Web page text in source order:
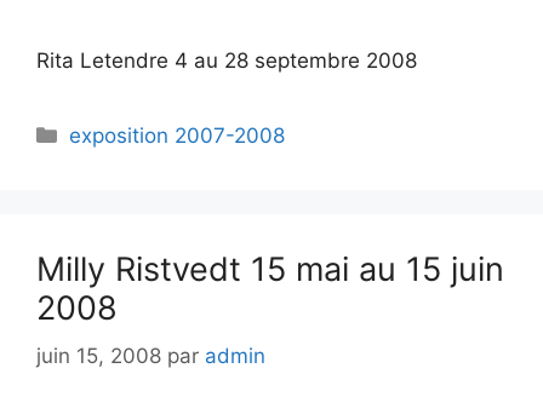
Rita Letendre 4 au 28 septembre 2008
exposition 2007-2008
Milly Ristvedt 15 mai au 15 juin
2008
juin 15, 2008 par admin